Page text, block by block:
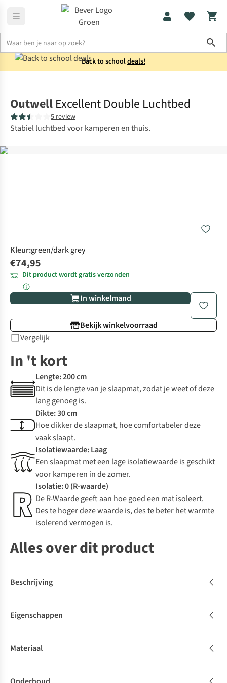
Back to schooldeals!
Outwell Excellent Double Luchtbed
5 review
Stabiel luchtbed voor kamperen en thuis.
Kleur:green/dark grey
€74,95
Dit product wordt gratis verzonden
In winkelmand
Bekijk winkelvoorraad
Vergelijk
In 't kort
Lengte: 200 cm
Dit is de lengte van je slaapmat, zodat je weet of deze
lang genoeg is.
Dikte: 30 cm
Hoe dikker de slaapmat, hoe comfortabeler deze
vaak slaapt.
Isolatiewaarde: Laag
Een slaapmat met een lage isolatiewaarde is geschikt
voor kamperen in de zomer.
Isolatie: 0 (R-waarde)
De R-Waarde geeft aan hoe goed een mat isoleert.
Des te hoger deze waarde is, des te beter het warmte
isolerend vermogen is.
Alles over dit product
Beschrijving
Eigenschappen
Materiaal